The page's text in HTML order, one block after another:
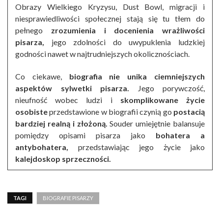
Obrazy Wielkiego Kryzysu, Dust Bowl, migracji i
niesprawiedliwości społecznej stają się tu tłem do
pełnego zrozumienia i docenienia wrażliwości
pisarza,
jego zdolności do uwypuklenia ludzkiej
godności nawet w najtrudniejszych okolicznościach.
Co ciekawe, biografia nie unika ciemniejszych
aspektów
sylwetki pisarza.
Jego porywczość,
nieufność wobec ludzi i skomplikowane życie
osobisteprzedstawione w biografii czynią go postacią
bardziej realną i złożoną. Souder umiejętnie balansuje
pomiędzy opisami pisarza jako bohatera a
antybohatera,
przedstawiając jego życie jako
kalejdoskop sprzeczności.
TAGI BIOGRAFIE PISARZY